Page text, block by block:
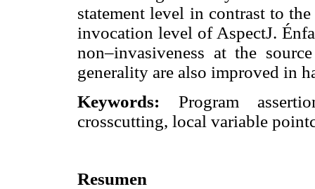
statement level in contrast to
invocation level of AspectJ.
non–invasiveness at the
generality are also improved in
Keywords: Program
crosscutting, local variable
Resumen